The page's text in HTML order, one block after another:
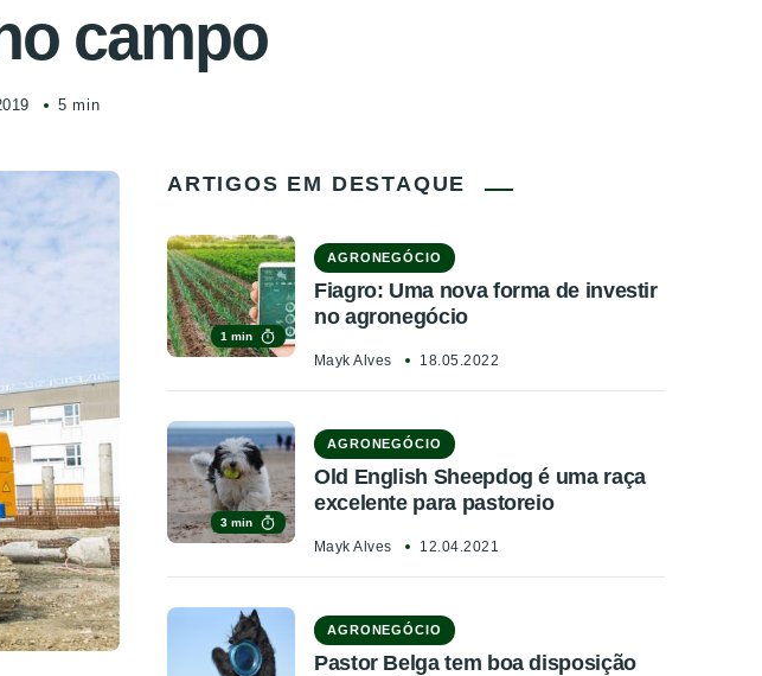
campo
5 min
ARTIGOS EM DESTAQUE
1 min
AGRONEGÓCIO
Fiagro: Uma nova forma de investir
no agronegócio
Mayk Alves 18.05.2022
3 min
AGRONEGÓCIO
Old English Sheepdog é uma raça
excelente para pastoreio
Mayk Alves 12.04.2021
AGRONEGÓCIO
Pastor Belga tem boa disposição